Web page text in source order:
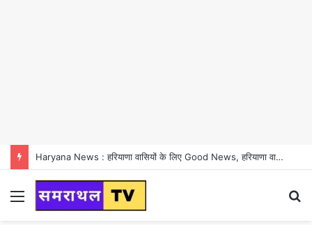
Haryana News : हरियाणा वासियों के लिए Good News, हरियाणा वासियों का गुरुग्राम में अपना घर लेने का सपना होगा साकार
Menu